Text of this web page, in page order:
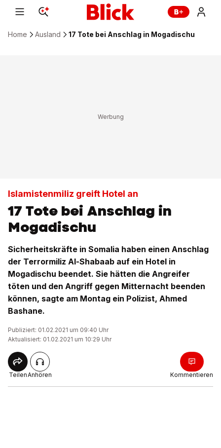
Home Ausland 17 Tote bei Anschlag in Mogadischu
Islamistenmiliz greift Hotel an
17 Tote bei Anschlag in
Mogadischu
Sicherheitskräfte in Somalia haben einen Anschlag
der Terrormiliz Al-Shabaab auf ein Hotel in
Mogadischu beendet. Sie hätten die Angreifer
töten und den Angriff gegen Mitternacht beenden
können, sagte am Montag ein Polizist, Ahmed
Bashane.
Publiziert: 01.02.2021 um 09:40 Uhr
Aktualisiert: 01.02.2021 um 10:29 Uhr
TeilenAnhören Kommentieren